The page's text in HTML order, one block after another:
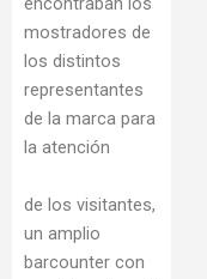
mostradores de
los distintos
representantes
de la marca para
la atención
de los visitantes,
un amplio
barcounter con